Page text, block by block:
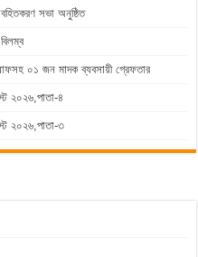
সভা অনুষ্ঠিত
০১ জন মাদক ব্যবসায়ী গ্রেফতার
২০২৬,পাতা-৪
২০২৬,পাতা-৩